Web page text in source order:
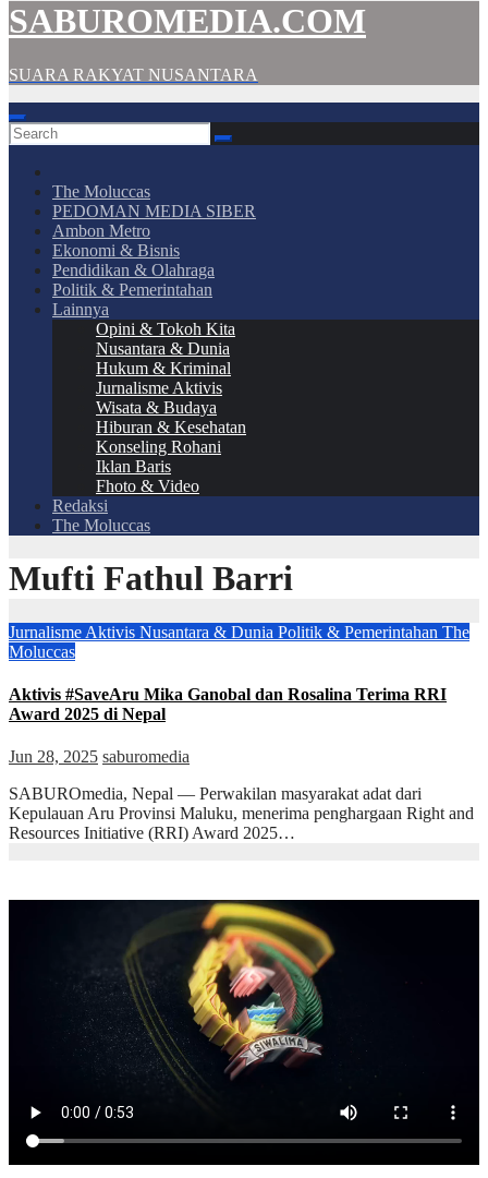
SABUROMEDIA.COM
SUARA RAKYAT NUSANTARA
The Moluccas
PEDOMAN MEDIA SIBER
Ambon Metro
Ekonomi & Bisnis
Pendidikan & Olahraga
Politik & Pemerintahan
Lainnya
Opini & Tokoh Kita
Nusantara & Dunia
Hukum & Kriminal
Jurnalisme Aktivis
Wisata & Budaya
Hiburan & Kesehatan
Konseling Rohani
Iklan Baris
Fhoto & Video
Redaksi
The Moluccas
Mufti Fathul Barri
Jurnalisme Aktivis Nusantara & Dunia Politik & Pemerintahan The
Moluccas
Aktivis #SaveAru Mika Ganobal dan Rosalina Terima RRI
Award 2025 di Nepal
Jun 28, 2025 saburomedia
SABUROmedia, Nepal — Perwakilan masyarakat adat dari
Kepulauan Aru Provinsi Maluku, menerima penghargaan Right and
Resources Initiative (RRI) Award 2025…